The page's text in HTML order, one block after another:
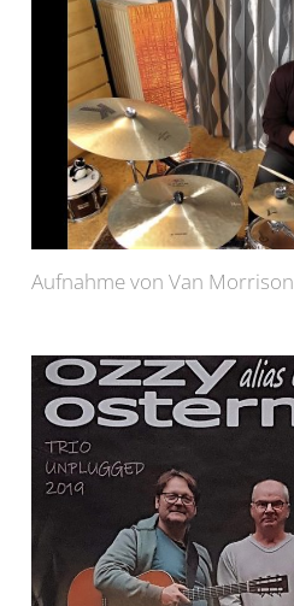
Aufnahme von Van Morrison